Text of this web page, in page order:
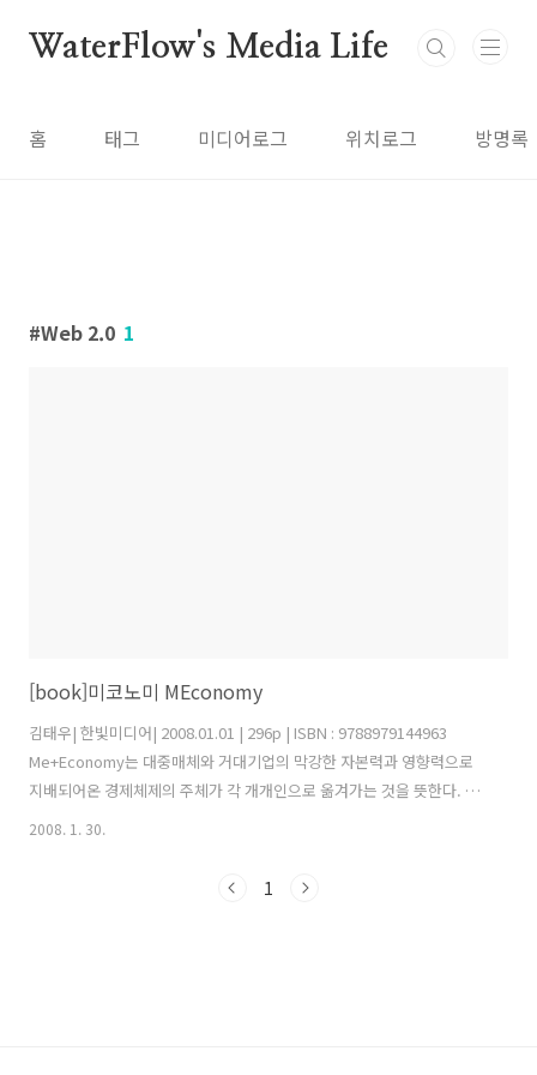
WaterFlow's Media Life
홈 태그 미디어로그 위치로그 방명록
Web 2.0 1
[book]미코노미 MEconomy
김태우| 한빛미디어| 2008.01.01 | 296p | ISBN : 9788979144963
Me+Economy는 대중매체와 거대기업의 막강한 자본력과 영향력으로
지배되어온 경제체제의 주체가 각 개개인으로 옮겨가는 것을 뜻한다. 이
것은 각 사람이 부가가치를 창출하고 정보를 생산할 수 있는 능력을 갖추
루트가 필요한데 그것이 바로 이 책에서 다루는 주제인 web 2.0이라는
2008. 1. 30.
1